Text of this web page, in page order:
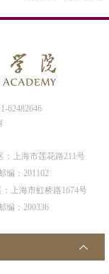
62482646
：上海市莲花路211号
编：201102
上海市虹桥路1674号
编：200336